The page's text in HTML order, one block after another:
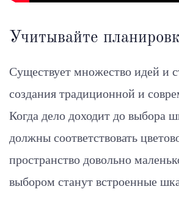
Учитывайте
Существует множество идей и
создания традиционной и
Когда дело доходит до выбора
должны соответствовать
пространство довольно
выбором станут встроенные